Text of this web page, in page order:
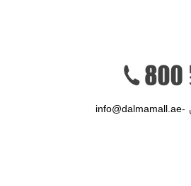
-
info@dalmamall.ae